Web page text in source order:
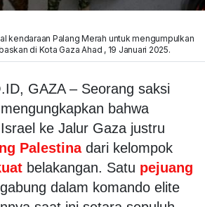
kendaraan Palang Merah untuk mengumpulkan
di Kota Gaza Ahad , 19 Januari 2025.
GAZA – Seorang saksi
bahwa
ke Jalur Gaza justru
Palestina dari kelompok
belakangan. Satu pejuang
dalam komando elite